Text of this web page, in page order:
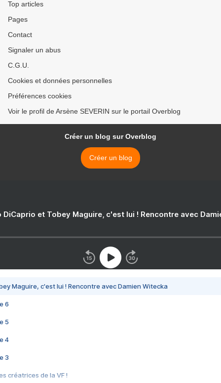
Top articles
Pages
Contact
Signaler un abus
C.G.U.
Cookies et données personnelles
Préférences cookies
Voir le profil de Arsène SEVERIN sur le portail Overblog
Créer un blog sur Overblog
Créer un blog
DiCaprio et Tobey Maguire, c'est lui ! Rencontre avec
Maguire, c'est lui ! Rencontre avec Damien Witecka
6
5
4
3
créatrices de la VF !